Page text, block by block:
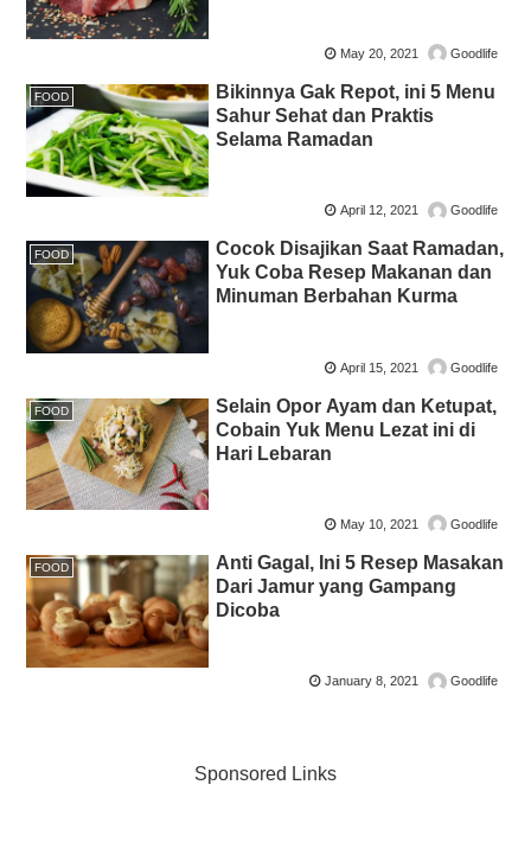
May 20, 2021 Goodlife
FOOD
Bikinnya Gak Repot, ini 5 Menu
Sahur Sehat dan Praktis
Selama Ramadan
April 12, 2021 Goodlife
FOOD
Cocok Disajikan Saat Ramadan,
Yuk Coba Resep Makanan dan
Minuman Berbahan Kurma
April 15, 2021 Goodlife
FOOD
Selain Opor Ayam dan Ketupat,
Cobain Yuk Menu Lezat ini di
Hari Lebaran
May 10, 2021 Goodlife
FOOD
Anti Gagal, Ini 5 Resep Masakan
Dari Jamur yang Gampang
Dicoba
January 8, 2021 Goodlife
Sponsored Links